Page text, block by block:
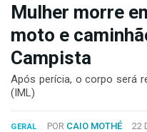
J3NEWS
TV
COLUNAS
Mulher morre
moto e
Campista
Após perícia, o corpo será
(IML)
GERAL POR CAIO MOTHÉ 22